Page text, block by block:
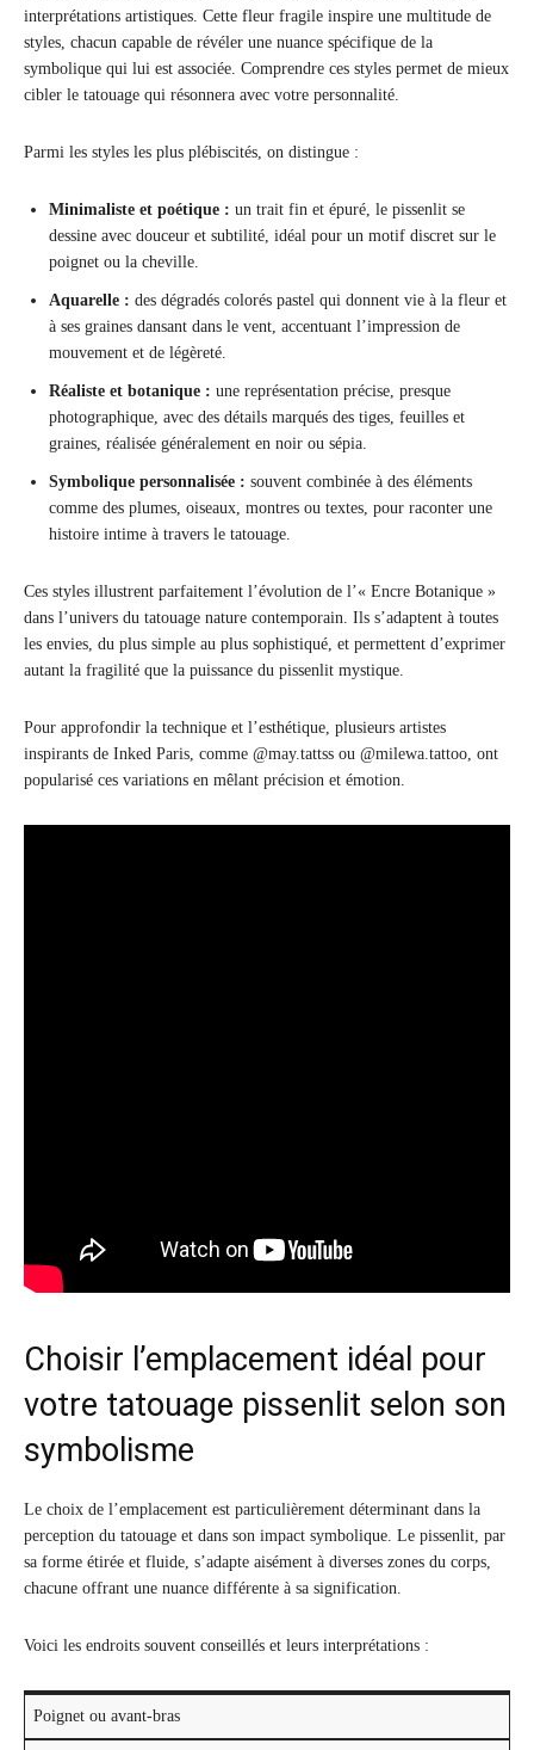
interprétations artistiques. Cette fleur fragile inspire une multitude de
styles, chacun capable de révéler une nuance spécifique de la
symbolique qui lui est associée. Comprendre ces styles permet de mieux
cibler le tatouage qui résonnera avec votre personnalité.
Parmi les styles les plus plébiscités, on distingue :
Minimaliste et poétique : un trait fin et épuré, le pissenlit se
dessine avec douceur et subtilité, idéal pour un motif discret sur le
poignet ou la cheville.
Aquarelle : des dégradés colorés pastel qui donnent vie à la fleur et
à ses graines dansant dans le vent, accentuant l’impression de
mouvement et de légèreté.
Réaliste et botanique : une représentation précise, presque
photographique, avec des détails marqués des tiges, feuilles et
graines, réalisée généralement en noir ou sépia.
Symbolique personnalisée : souvent combinée à des éléments
comme des plumes, oiseaux, montres ou textes, pour raconter une
histoire intime à travers le tatouage.
Ces styles illustrent parfaitement l’évolution de l’« Encre Botanique »
dans l’univers du tatouage nature contemporain. Ils s’adaptent à toutes
les envies, du plus simple au plus sophistiqué, et permettent d’exprimer
autant la fragilité que la puissance du pissenlit mystique.
Pour approfondir la technique et l’esthétique, plusieurs artistes
inspirants de Inked Paris, comme @may.tattss ou @milewa.tattoo, ont
popularisé ces variations en mêlant précision et émotion.
Choisir l’emplacement idéal pour
votre tatouage pissenlit selon son
symbolisme
Le choix de l’emplacement est particulièrement déterminant dans la
perception du tatouage et dans son impact symbolique. Le pissenlit, par
sa forme étirée et fluide, s’adapte aisément à diverses zones du corps,
chacune offrant une nuance différente à sa signification.
Voici les endroits souvent conseillés et leurs interprétations :
Poignet ou avant-bras